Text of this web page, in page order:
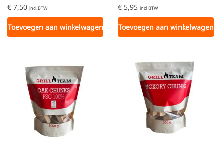
€ 7,50 incl. BTW
Toevoegen aan winkelwagen
€ 5,95 incl. BTW
Toevoegen aan winkelwagen